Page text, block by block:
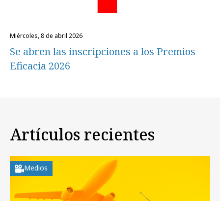
miércoles, 8 de abril 2026
Se abren las inscripciones a los Premios
Eficacia 2026
Artículos recientes
Medios